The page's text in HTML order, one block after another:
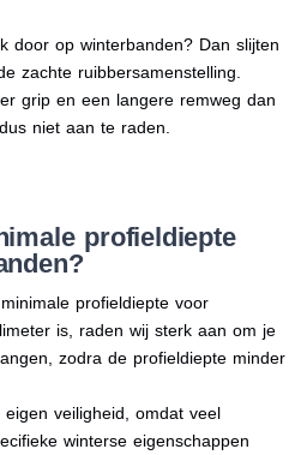
door op winterbanden? Dan slijten
zachte ruibbersamenstelling.
grip en een langere remweg dan
niet aan te raden.
profieldiepte
profieldiepte voor
is, raden wij sterk aan om je
zodra de profieldiepte minder
veiligheid, omdat veel
winterse eigenschappen